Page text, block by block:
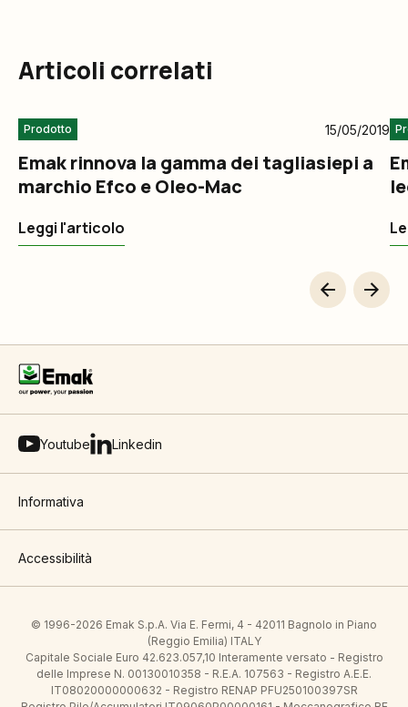
Articoli correlati
Prodotto 15/05/2019
Emak rinnova la gamma dei tagliasiepi a
marchio Efco e Oleo-Mac
Leggi l'articolo
Youtube Linkedin
Informativa
Accessibilità
© 1996-2026 Emak S.p.A. Via E. Fermi, 4 - 42011 Bagnolo in Piano
(Reggio Emilia) ITALY
Capitale Sociale Euro 42.623.057,10 Interamente versato - Registro
delle Imprese N. 00130010358 - R.E.A. 107563 - Registro A.E.E.
IT08020000000632 - Registro RENAP PFU250100397SR